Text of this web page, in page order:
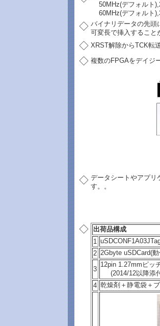
50MHz(デフォルト
60MHz(デフォルト
◇ バイナリデータの先頭
可変長で挿入すること
◇ XRST解除からTCK転
◇ 複数のFPGAをデイジ
◇ データシートやアプリ
す。。
◇
出荷品構成
1
2 2Gbyte uSDCard(
3
12pin 1.27mmピッ
(2014/12以降添
4 乾燥剤＋静電袋＋